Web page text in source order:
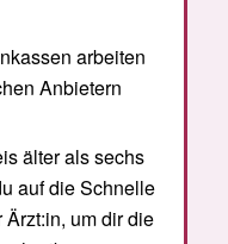
arbeiten
Anbietern
älter als sechs
auf die Schnelle
um dir die